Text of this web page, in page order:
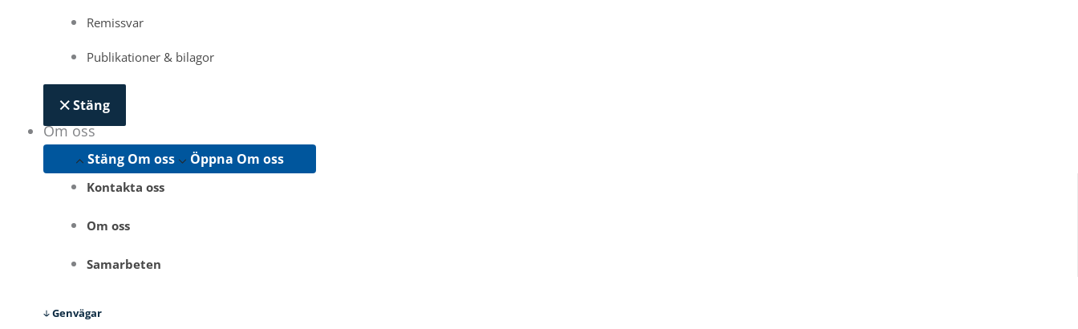
Remissvar
Publikationer & bilagor
Stäng
Om oss
Stäng Om oss Öppna Om oss
Kontakta oss
Om oss
Samarbeten
Genvägar